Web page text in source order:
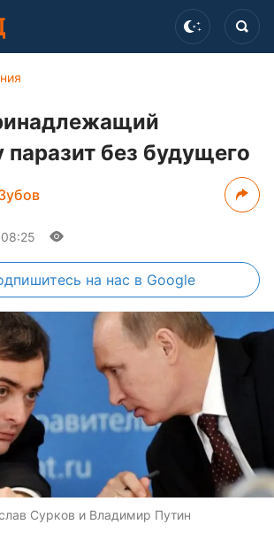
без будущего
на нас в Google
Сурков и Владимир Путин